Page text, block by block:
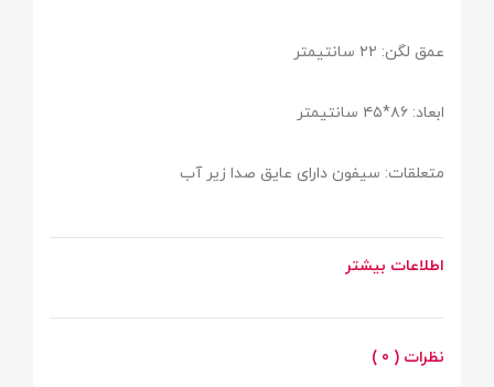
عمق لگن: ۲۲ سانتیمتر
ابعاد: ۸۶*۴۵ سانتیمتر
متعلقات: سیفون دارای عایق صدا زیر آب
اطلاعات بیشتر
نظرات ( 0 )